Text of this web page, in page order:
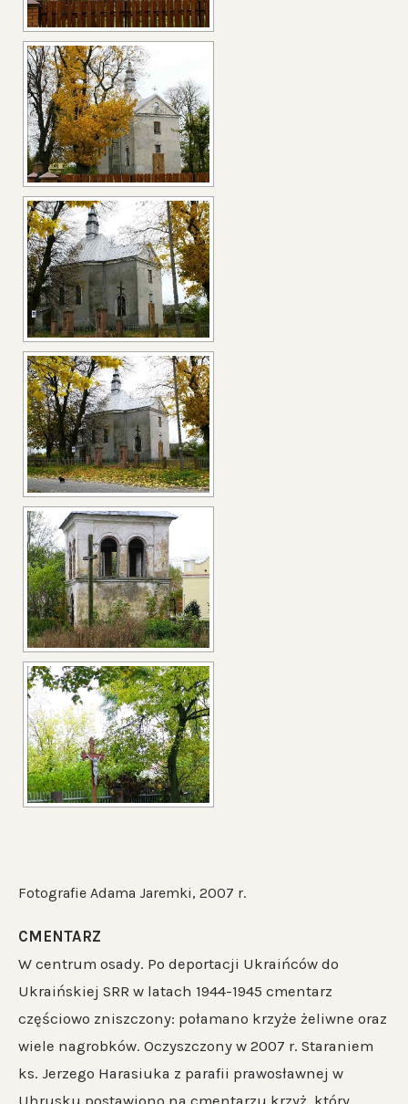
Fotografie Adama Jaremki, 2007 r.
CMENTARZ
W centrum osady. Po deportacji Ukraińców do
Ukraińskiej SRR w latach 1944-1945 cmentarz
częściowo zniszczony: połamano krzyże żeliwne oraz
wiele nagrobków. Oczyszczony w 2007 r. Staraniem
ks. Jerzego Harasiuka z parafii prawosławnej w